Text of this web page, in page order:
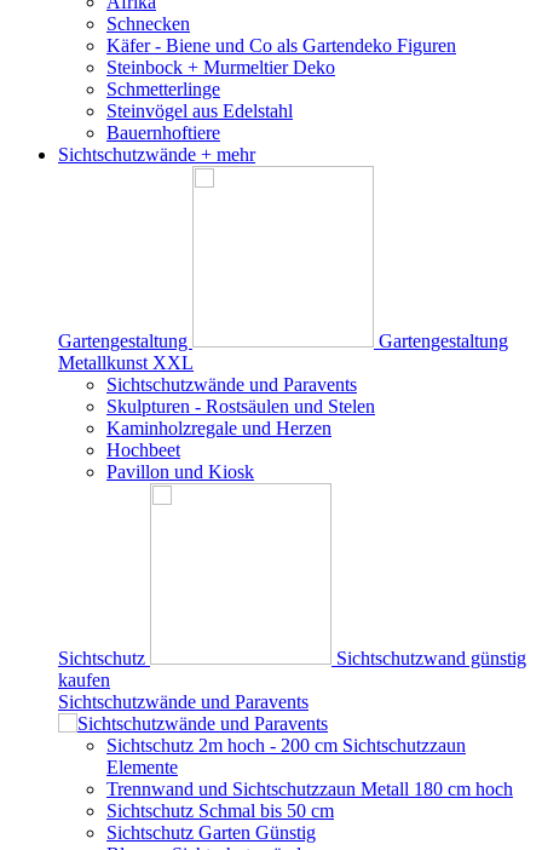
Schnecken
Käfer - Biene und Co als Gartendeko Figuren
Steinbock + Murmeltier Deko
Schmetterlinge
Steinvögel aus Edelstahl
Bauernhoftiere
Sichtschutzwände + mehr
Gartengestaltung
Gartengestaltung
Metallkunst XXL
Sichtschutzwände und Paravents
Skulpturen - Rostsäulen und Stelen
Kaminholzregale und Herzen
Hochbeet
Pavillon und Kiosk
Sichtschutz
Sichtschutzwand günstig
kaufen
Sichtschutzwände und Paravents
Sichtschutz 2m hoch - 200 cm Sichtschutzzaun
Elemente
Trennwand und Sichtschutzzaun Metall 180 cm hoch
Sichtschutz Schmal bis 50 cm
Sichtschutz Garten Günstig